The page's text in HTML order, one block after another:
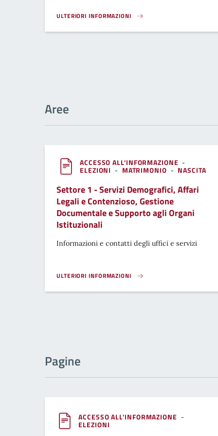
ULTERIORI INFORMAZIONI
INSERIMENTO NELL'ALBO DEGLI SCRUTATORI DI
Aree
ACCESSO ALL'INFORMAZIONE -
ELEZIONI - MATRIMONIO - NASCITA
Settore 1 - Servizi Demografici, Affari
Legali e Contenzioso, Gestione
Documentale e Supporto agli Organi
Istituzionali
Informazioni e contatti degli uffici e servizi
ULTERIORI INFORMAZIONI
SETTORE 1 - SERVIZI DEMOGRAFICI, AFFARI LEGALI E
Pagine
ACCESSO ALL'INFORMAZIONE -
ELEZIONI